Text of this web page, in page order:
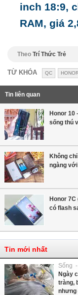
inch 18:9,
RAM, giá
Theo Trí Thức Trẻ
TỪ KHÓA QC
Tin liên quan
Honor 10
sống thú
Không
ngàng
Honor 7C
có flash
Tin mới nhất
Sống
Ngày
tràng,
nhưng